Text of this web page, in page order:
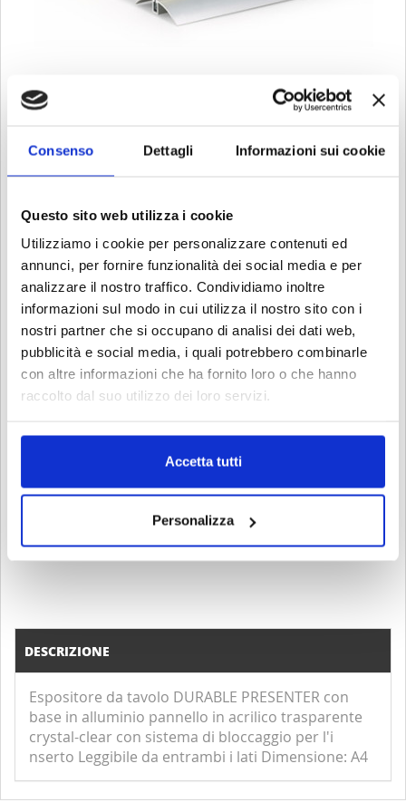
Consenso Dettagli Informazioni sui cookie
Questo sito web utilizza i cookie
Utilizziamo i cookie per personalizzare contenuti ed
annunci, per fornire funzionalità dei social media e per
analizzare il nostro traffico. Condividiamo inoltre
informazioni sul modo in cui utilizza il nostro sito con i
nostri partner che si occupano di analisi dei dati web,
pubblicità e social media, i quali potrebbero combinarle
con altre informazioni che ha fornito loro o che hanno
raccolto dal suo utilizzo dei loro servizi.
Accetta tutti
Personalizza
TARGHETTA DURABLE PRESENTER A4 8589
8589
€ 12.40 Iva esclusa
CONDIZIONI DI VENDITA
TEMPI E COSTI
ACQUISTA
DESCRIZIONE
Espositore da tavolo DURABLE PRESENTER con
base in alluminio pannello in acrilico trasparente
crystal-clear con sistema di bloccaggio per l'i
nserto Leggibile da entrambi i lati Dimensione: A4